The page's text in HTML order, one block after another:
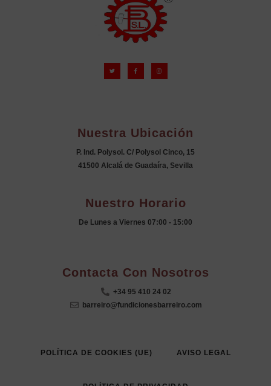
Nuestra Ubicación
P. Ind. Polysol. C/ Polysol Cinco, 15
41500 Alcalá de Guadaíra, Sevilla
Nuestro Horario
De Lunes a Viernes 07:00 - 15:00
Contacta Con Nosotros
+34 95 410 24 02
barreiro@fundicionesbarreiro.com
POLÍTICA DE COOKIES (UE) AVISO LEGAL